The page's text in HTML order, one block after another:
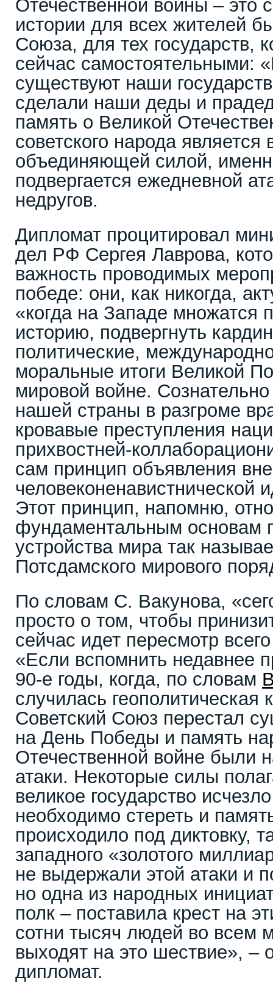
Отечественной войны –
истории для всех жителей
Союза, для тех государств,
сейчас самостоятельными:
существуют наши
сделали наши деды и
память о Великой
советского народа является
объединяющей силой,
подвергается ежедневной
недругов.
Дипломат процитировал
дел РФ Сергея Лаврова,
важность проводимых
победе: они, как никогда,
«когда на Западе множатся
историю, подвергнуть
политические,
моральные итоги Великой
мировой войне.
нашей страны в разгроме
кровавые преступления
прихвостней-
сам принцип объявления
человеконенавистнической
Этот принцип, напомню,
фундаментальным основам
устройства мира так
Потсдамского мирового
По словам С. Вакунова,
просто о том, чтобы
сейчас идет пересмотр
«Если вспомнить недавнее
90-е годы, когда, по словам
случилась геополитическая
Советский Союз перестал
на День Победы и память
Отечественной войне были
атаки. Некоторые силы
великое государство
необходимо стереть и
происходило под диктовку,
западного «золотого
не выдержали этой атаки и
но одна из народных
полк – поставила крест на
сотни тысяч людей во всем
выходят на это шествие», –
дипломат.